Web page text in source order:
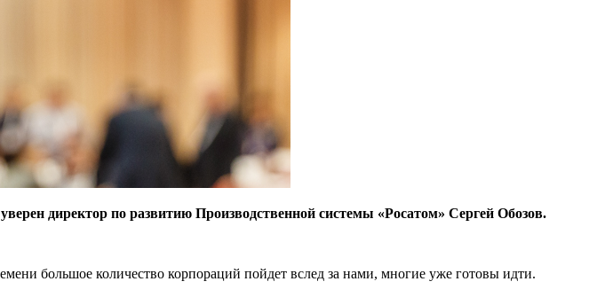
директор по развитию Производственной системы «Росатом» Сергей Обозов.
большое количество корпораций пойдет вслед за нами, многие уже готовы идти.